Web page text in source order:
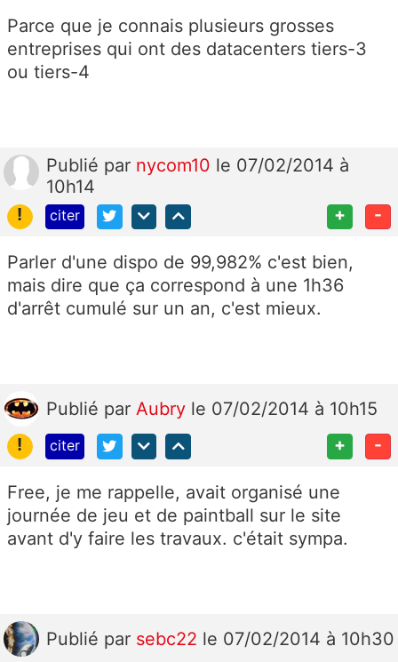
Parce que je connais plusieurs grosses
entreprises qui ont des datacenters tiers-3
ou tiers-4
Publié par nycom10 le 07/02/2014 à
10h14
!
citer + -
Parler d'une dispo de 99,982% c'est bien,
mais dire que ça correspond à une 1h36
d'arrêt cumulé sur un an, c'est mieux.
Publié par Aubry le 07/02/2014 à 10h15
!
citer + -
Free, je me rappelle, avait organisé une
journée de jeu et de paintball sur le site
avant d'y faire les travaux. c'était sympa.
Publié par sebc22 le 07/02/2014 à 10h30